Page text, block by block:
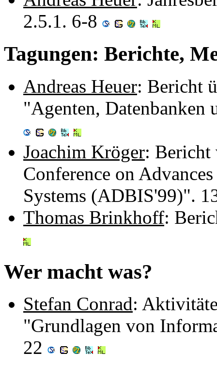
2.5.1. 6-8
Tagungen: Berichte,
Andreas Heuer: Bericht
"Agenten,
Joachim Kröger: Bericht
Conference on
Systems (ADBIS'99)".
Thomas Brinkhoff:
Wer macht was?
Stefan Conrad:
"Grundlagen von
22